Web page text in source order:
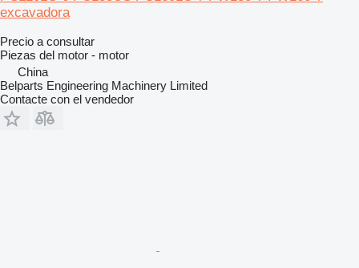
excavadora
Precio a consultar
Piezas del motor - motor
China
Belparts Engineering Machinery Limited
Contacte con el vendedor